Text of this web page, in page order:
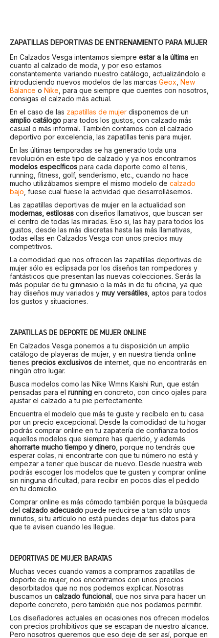
ZAPATILLAS DEPORTIVAS DE ENTRENAMIENTO PARA MUJER
En Calzados Vesga intentamos siempre estar a la última en
cuanto al calzado de moda, y por eso estamos
constantemente variando nuestro catálogo, actualizándolo e
introduciendo nuevos modelos de las marcas Geox, New
Balance o Nike, para que siempre que cuentes con nosotros,
consigas el calzado más actual.
En el caso de las zapatillas de mujer disponemos de un
amplio catálogo para todos los gustos, con calzado más
casual o más informal. También contamos con el calzado
deportivo por excelencia, las zapatillas tenis para mujer.
En las últimas temporadas se ha generado toda una
revolución en este tipo de calzado y ya nos encontramos
modelos específicos para cada deporte como el tenis,
running, fitness, golf, senderismo, etc., cuando no hace
mucho utilizábamos siempre el mismo modelo de calzado
bajo, fuese cual fuese la actividad que desarrollásemos.
Las zapatillas deportivas de mujer en la actualidad son
modernas, estilosas con diseños llamativos, que buscan ser
el centro de todas las miradas. Eso si, las hay para todos los
gustos, desde las más discretas hasta las más llamativas,
todas ellas en Calzados Vesga con unos precios muy
competitivos.
La comodidad que nos ofrecen las zapatillas deportivas de
mujer sólo es eclipsada por los diseños tan rompedores y
fantásticos que presentan las nuevas colecciones. Serás la
más popular de tu gimnasio o la más in de tu oficina, ya que
hay diseños muy variados y muy versátiles, aptos para todos
los gustos y situaciones.
ZAPATILLAS DE DEPORTE DE MUJER ONLINE
En Calzados Vesga ponemos a tu disposición un amplio
catálogo de playeras de mujer, y en nuestra tienda online
tienes precios exclusivos de internet, que no encontrarás en
ningún otro lugar.
Busca modelos como las Nike Wmns Kaishi Run, que están
pensadas para el running en concreto, con cinco ojales para
ajustar el calzado a tu pie perfectamente.
Encuentra el modelo que más te guste y recíbelo en tu casa
por un precio excepcional. Desde la comodidad de tu hogar
podrás comprar online en tu zapatería de confianza todos
aquellos modelos que siempre has querido, y además
ahorrarte mucho tiempo y dinero, porque no tendrás que
esperar colas, ni encontrarte con que tu número no está y
empezar a tener que buscar de nuevo. Desde nuestra web
podrás escoger los modelos que te gusten y comprar online
sin ninguna dificultad, para recibir en pocos días el pedido
en tu domicilio.
Comprar online es más cómodo también porque la búsqueda
del calzado adecuado puede reducirse a tan sólo unos
minutos, si tu artículo no está puedes dejar tus datos para
que te avisen cuando les llegue.
DEPORTIVAS DE MUJER BARATAS
Muchas veces cuando vamos a comprarnos zapatillas de
deporte de mujer, nos encontramos con unos precios
desorbitados que no nos podemos explicar. Nosotras
buscamos un calzado funcional, que nos sirva para hacer un
deporte concreto, pero también que nos podamos permitir.
Los diseñadores actuales en ocasiones nos ofrecen modelos
con precios prohibitivos que se escapan de nuestro alcance.
Pero nosotros queremos que eso deje de ser así, porque en